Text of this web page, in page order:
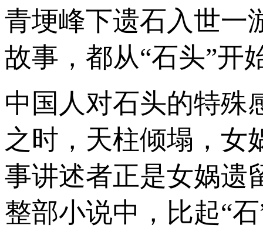
青埂峰下遗石入世
故事，都从“石头”开
中国人对石头的特
之时，天柱倾塌，女
事讲述者正是女娲遗
整部小说中，比起“